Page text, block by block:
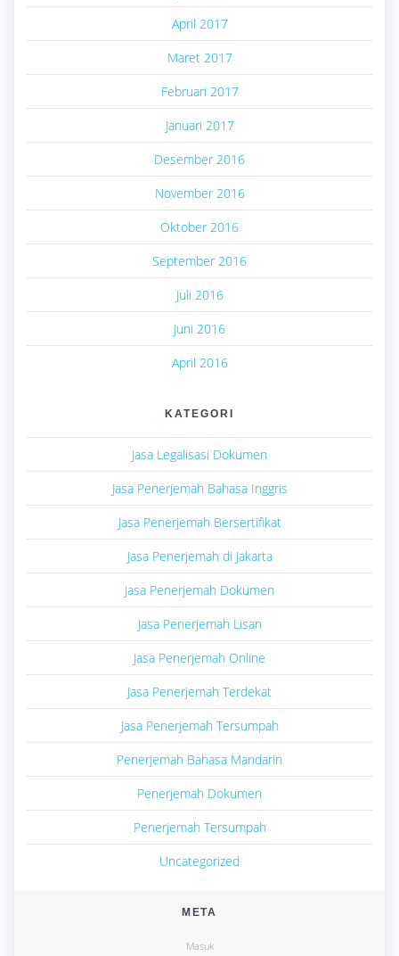
April 2017
Maret 2017
Februari 2017
Januari 2017
Desember 2016
November 2016
Oktober 2016
September 2016
Juli 2016
Juni 2016
April 2016
KATEGORI
Jasa Legalisasi Dokumen
Jasa Penerjemah Bahasa Inggris
Jasa Penerjemah Bersertifikat
Jasa Penerjemah di Jakarta
Jasa Penerjemah Dokumen
Jasa Penerjemah Lisan
Jasa Penerjemah Online
Jasa Penerjemah Terdekat
Jasa Penerjemah Tersumpah
Penerjemah Bahasa Mandarin
Penerjemah Dokumen
Penerjemah Tersumpah
Uncategorized
META
Masuk